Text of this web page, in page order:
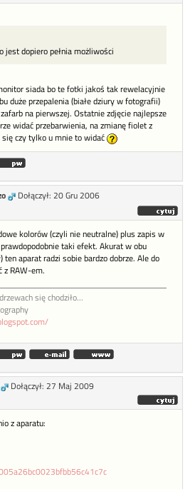
jest dopiero pełnia możliwości
siada bo te fotki jakoś tak rewelacyjnie
duże przepalenia (białe dziury w fotografii)
na pierwszej. Ostatnie zdjęcie najlepsze
widać przebarwienia, na zmianę fiolet z
czy tylko u mnie to widać
Dołączył: 20 Gru 2006
kolorów (czyli nie neutralne) plus zapis w
taki efekt. Akurat w obu
aparat radzi sobie bardzo dobrze. Ale do
z RAW-em.
się chodziło...
Dołączył: 27 Maj 2009
z aparatu: